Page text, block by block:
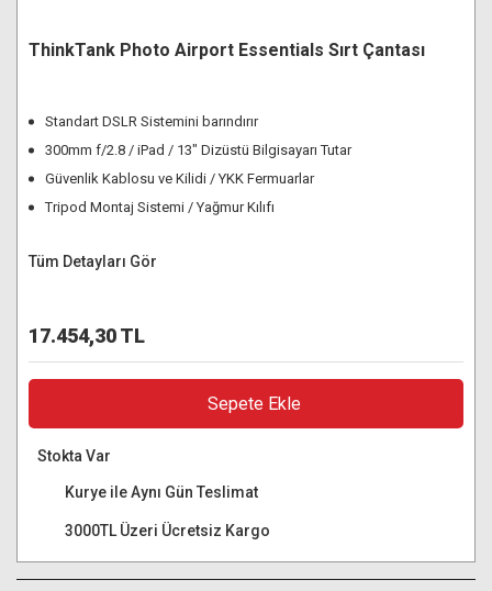
ThinkTank Photo Airport Essentials Sırt Çantası
Standart DSLR Sistemini barındırır
300mm f/2.8 / iPad / 13" Dizüstü Bilgisayarı Tutar
Güvenlik Kablosu ve Kilidi / YKK Fermuarlar
Tripod Montaj Sistemi / Yağmur Kılıfı
Tüm Detayları Gör
17.454,30 TL
Sepete Ekle
Stokta Var
Kurye ile Aynı Gün Teslimat
3000TL Üzeri Ücretsiz Kargo